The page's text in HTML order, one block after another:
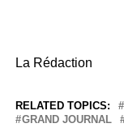
La Rédaction
RELATED TOPICS:
GRAND JOURNAL